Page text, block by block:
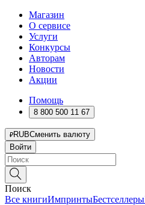
Магазин
О сервисе
Услуги
Конкурсы
Авторам
Новости
Акции
Помощь
8 800 500 11 67
RUBСменить валюту
Войти
Поиск
Все книгиИмпринтыБестселлеры